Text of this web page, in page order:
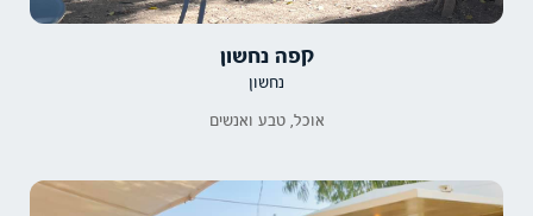
קפה נחשון
נחשון
אוכל, טבע ואנשים